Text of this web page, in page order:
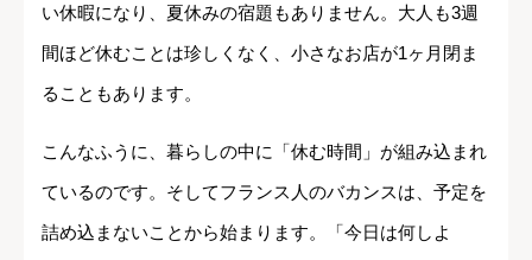
い休暇になり、夏休みの宿題もありません。大人も3週
間ほど休むことは珍しくなく、小さなお店が1ヶ月閉ま
ることもあります。
こんなふうに、暮らしの中に「休む時間」が組み込まれ
ているのです。そしてフランス人のバカンスは、予定を
詰め込まないことから始まります。「今日は何しよ